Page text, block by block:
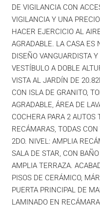
DE VIGILANCIA CON
VIGILANCIA Y UNA
HACER EJERCICIO AL
AGRADABLE. LA CASA ES
DISEÑO VANGUARDISTA
VESTÍBULO A DOBLE
VISTA AL JARDÍN DE
CON ISLA DE GRANITO,
AGRADABLE, ÁREA DE
COCHERA PARA 2
RECÁMARAS, TODAS
2DO. NIVEL: AMPLIA
SALA DE STAR, CON
AMPLIA TERRAZA.
PISOS DE CERÁMICO,
PUERTA PRINCIPAL DE
LAMINADO EN